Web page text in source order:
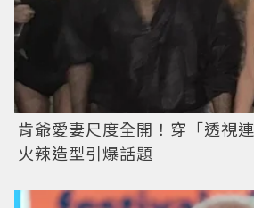
肯爺愛妻尺度全開！穿「透視
火辣造型引爆話題